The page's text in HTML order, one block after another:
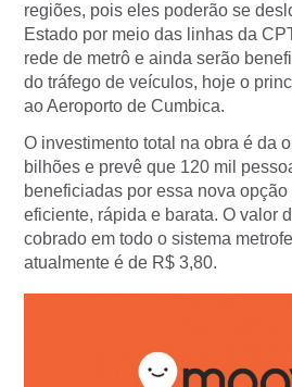
regiões, pois eles poderão se
Estado por meio das linhas da
rede de metrô e ainda serão
do tráfego de veículos, hoje o
ao Aeroporto de Cumbica.
O investimento total na obra é da
bilhões e prevê que 120 mil
beneficiadas por essa nova
eficiente, rápida e barata. O valor
cobrado em todo o sistema
atualmente é de R$ 3,80.